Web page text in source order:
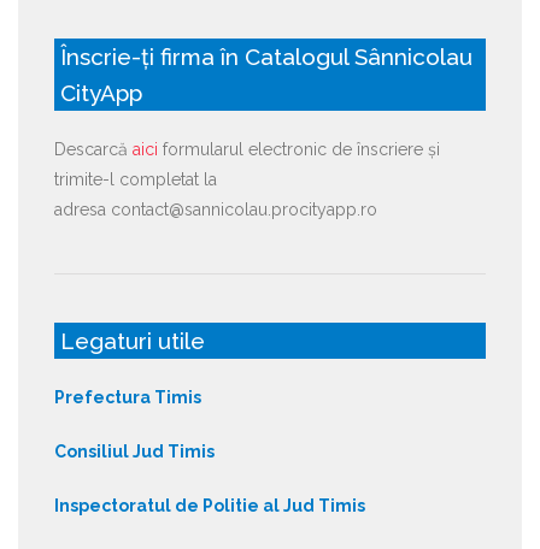
Înscrie-ți firma în Catalogul Sânnicolau
CityApp
Descarcă aici formularul electronic de înscriere și
trimite-l completat la
adresa contact@sannicolau.procityapp.ro
Legaturi utile
Prefectura Timis
Consiliul Jud Timis
Inspectoratul de Politie al Jud Timis